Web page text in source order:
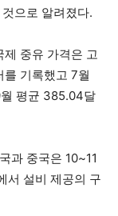
으로 알려졌다.
중유 가격은 고
기록했고 7월
평균 385.04달
과 중국은 10~11
서 설비 제공의 구